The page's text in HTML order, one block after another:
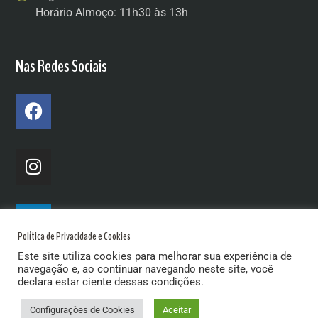
Horário Almoço: 11h30 às 13h
Nas Redes Sociais
Política de Privacidade e Cookies
Este site utiliza cookies para melhorar sua experiência de
navegação e, ao continuar navegando neste site, você
declara estar ciente dessas condições.
Configurações de Cookies Aceitar